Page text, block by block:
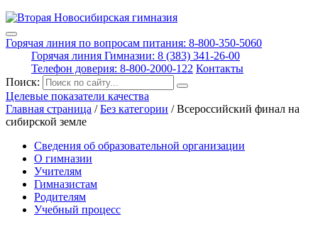
Горячая линия по вопросам питания: 8-800-350-5060
Горячая линия Гимназии: 8 (383) 341-26-00
Телефон доверия: 8-800-2000-122 Контакты
Поиск:
Целевые показатели качества
Главная страница /Без категории /Всероссийский финал на
сибирской земле
Сведения об образовательной организации
О гимназии
Учителям
Гимназистам
Родителям
Учебный процесс